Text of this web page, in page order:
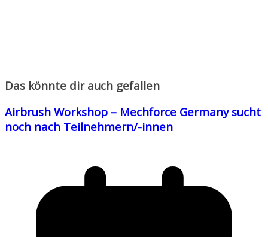
Das könnte dir auch gefallen
Airbrush Workshop – Mechforce Germany sucht
noch nach Teilnehmern/-innen